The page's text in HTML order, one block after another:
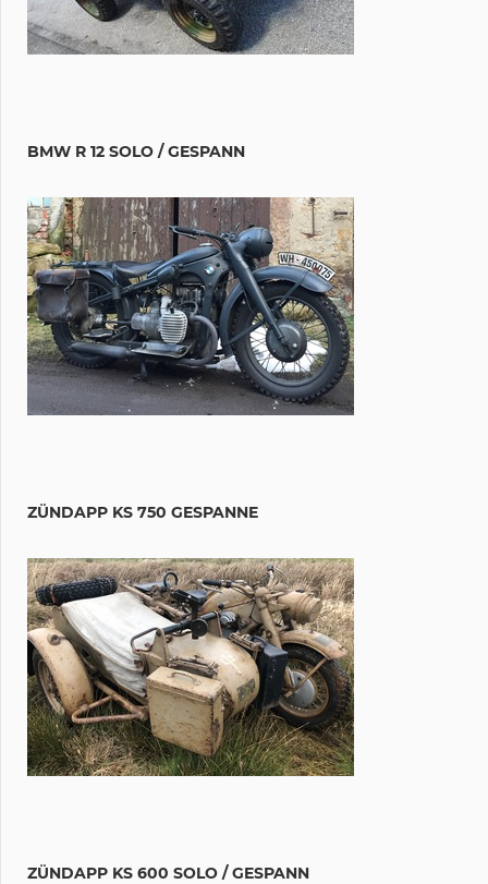
BMW R 12 SOLO / GESPANN
ZÜNDAPP KS 750 GESPANNE
ZÜNDAPP KS 600 SOLO / GESPANN